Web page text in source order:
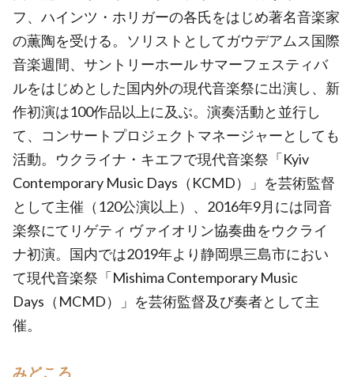
フ、ハインツ・ホリガーの各氏をはじめ著名音楽家
の薫陶を受ける。ソリストとしてガウデアムス国際
音楽週間、サントリーホール サマーフェスティバ
ルをはじめとした国内外の現代音楽祭に出演し、新
作初演は100作品以上に及ぶ。演奏活動と並行し
て、コンサートプロジェクトマネージャーとしても
活動。ウクライナ・キエフで現代音楽祭「Kyiv
Contemporary Music Days（KCMD）」を芸術監督
として主催（120公演以上）、2016年9月には同音
楽祭にてリゲティ ヴァイオリン協奏曲をウクライ
ナ初演。国内では2019年より静岡県三島市におい
て現代音楽祭「Mishima Contemporary Music
Days（MCMD）」を芸術監督及び奏者として主
催。
みどころ